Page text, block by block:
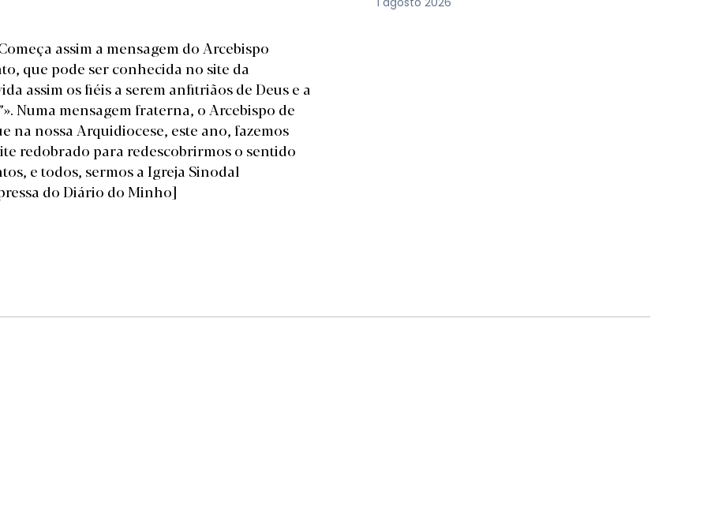
assim a mensagem do Arcebispo
que pode ser conhecida no site da
assim os fiéis a serem anfitriãos de Deus e a
Numa mensagem fraterna, o Arcebispo de
nossa Arquidiocese, este ano, fazemos
redobrado para redescobrirmos o sentido
e todos, sermos a Igreja Sinodal
do Diário do Minho]